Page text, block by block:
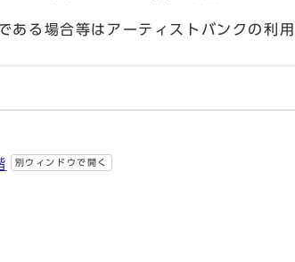
ある場合等はアーティストバンクの利
別ウィンドウで開く